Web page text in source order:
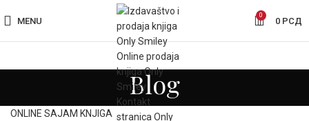
MENU
0
0 РСД
Blog
ONLINE SAJAM KNJIGA